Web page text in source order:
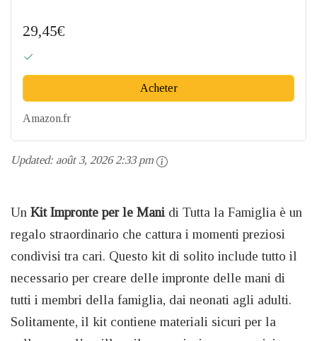
29,45€
Acheter
Amazon.fr
Updated: août 3, 2026 2:33 pm
Un Kit Impronte per le Mani di Tutta la Famiglia è un
regalo straordinario che cattura i momenti preziosi
condivisi tra cari. Questo kit di solito include tutto il
necessario per creare delle impronte delle mani di
tutti i membri della famiglia, dai neonati agli adulti.
Solitamente, il kit contiene materiali sicuri per la